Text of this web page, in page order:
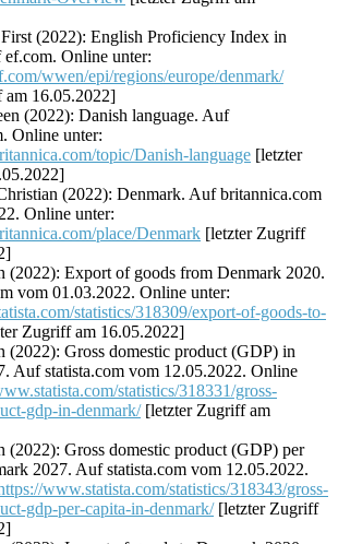
(2022): English Proficiency Index in
Online unter:
wwen/epi/regions/europe/denmark/
16.05.2022]
(2022): Danish language. Auf
Online unter:
topic/Danish-language [letzter
(2022): Denmark. Auf britannica.com
Online unter:
place/Denmark [letzter Zugriff
(2022): Export of goods from Denmark 2020.
vom 01.03.2022. Online unter:
statistics/318309/export-of-goods-to-
Zugriff am 16.05.2022]
(2022): Gross domestic product (GDP) in
Auf statista.com vom 12.05.2022. Online
statistics/318331/gross-
gdp-in-denmark/[letzter Zugriff am
(2022): Gross domestic product (GDP) per
2027. Auf statista.com vom 12.05.2022.
www.statista.com/statistics/318343/gross-
gdp-per-capita-in-denmark/[letzter Zugriff